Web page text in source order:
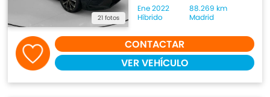
21 fotos
Ene 2022
88.269 km
Híbrido
Madrid
CONTACTAR
VER VEHÍCULO